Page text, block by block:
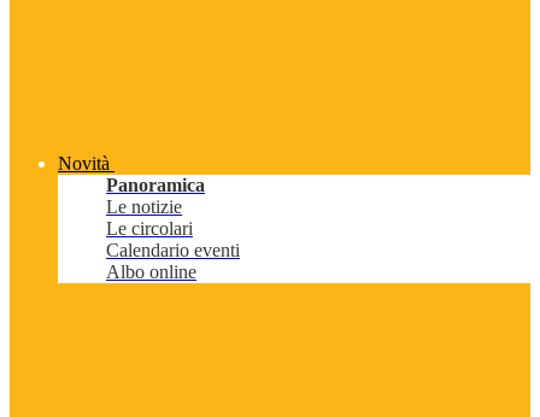
Novità
Panoramica
Le notizie
Le circolari
Calendario eventi
Albo online